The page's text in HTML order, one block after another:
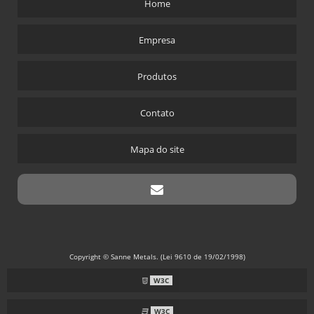
REVESTIMENTO DURO STELLITE
Home
Empresa
Produtos
Contato
Mapa do site
Copyright © Sanne Metals. (Lei 9610 de 19/02/1998)
W3C
W3C